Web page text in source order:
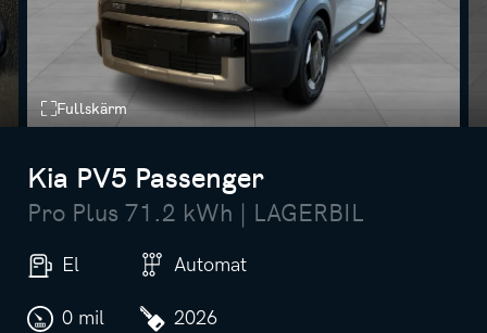
Fullskärm
Kia PV5 Passenger
Pro Plus 71.2 kWh | LAGERBIL
El Automat
0 mil 2026